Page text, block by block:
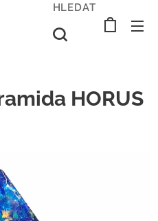
HLEDAT
HORUS